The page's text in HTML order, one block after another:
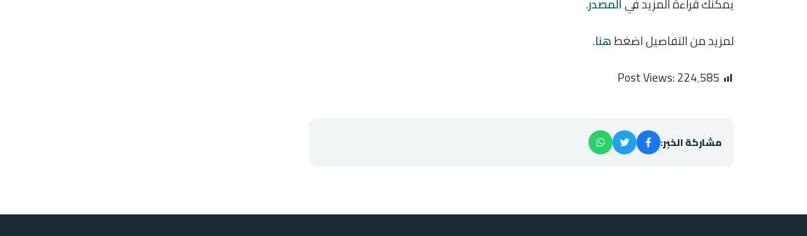
يمكنك قراءة المزيد فيالمصدر.
لمزيد من التفاصيل اضغطهنا.
Post Views:224٬585
مشاركة الخبر: